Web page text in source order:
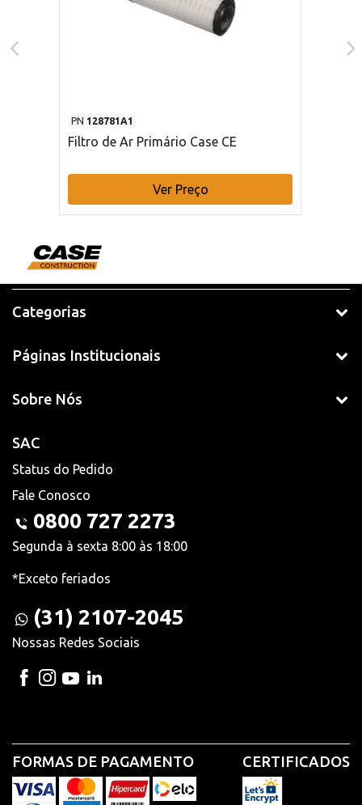
PN 128781A1
Filtro de Ar Primário Case CE
Ver Preço
Categorias
Páginas Institucionais
Sobre Nós
SAC
Status do Pedido
Fale Conosco
0800 727 2273
Segunda à sexta 8:00 às 18:00
*Exceto feriados
(31) 2107-2045
Nossas Redes Sociais
FORMAS DE PAGAMENTO CERTIFICADOS